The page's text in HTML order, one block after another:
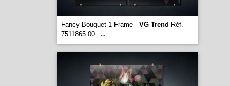
Fancy Bouquet 1 Frame - VG Trend Réf.
7511865.00
...